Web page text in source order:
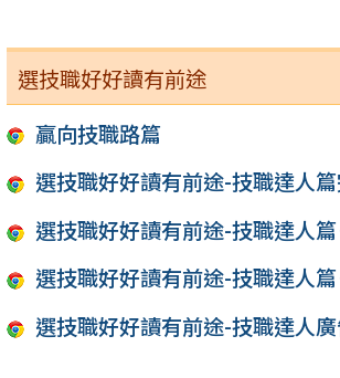
選技職好好讀有前途
贏向技職路篇
選技職好好讀有前途-技職達人
選技職好好讀有前途-技職達人
選技職好好讀有前途-技職達人
選技職好好讀有前途-技職達人